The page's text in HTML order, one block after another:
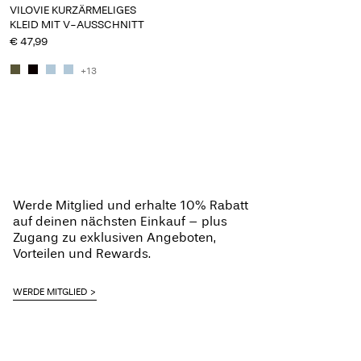
VILOVIE KURZÄRMELIGES
KLEID MIT V-AUSSCHNITT
€ 47,99
+13
Werde Mitglied und erhalte 10% Rabatt
auf deinen nächsten Einkauf – plus
Zugang zu exklusiven Angeboten,
Vorteilen und Rewards.
WERDE MITGLIED